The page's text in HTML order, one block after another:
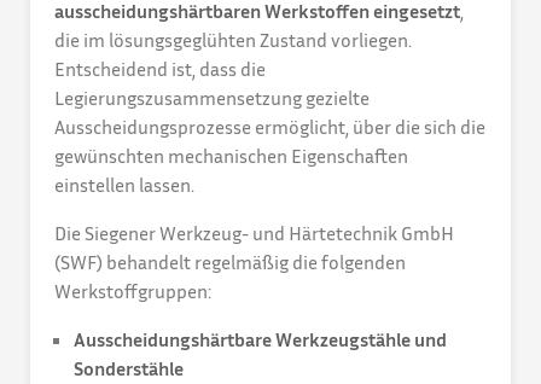
ausscheidungshärtbaren Werkstoffen eingesetzt,
die im lösungsgeglühten Zustand vorliegen.
Entscheidend ist, dass die
Legierungszusammensetzung gezielte
Ausscheidungsprozesse ermöglicht, über die sich die
gewünschten mechanischen Eigenschaften
einstellen lassen.
Die Siegener Werkzeug- und Härtetechnik GmbH
(SWF) behandelt regelmäßig die folgenden
Werkstoffgruppen:
Ausscheidungshärtbare Werkzeugstähle und
Sonderstähle